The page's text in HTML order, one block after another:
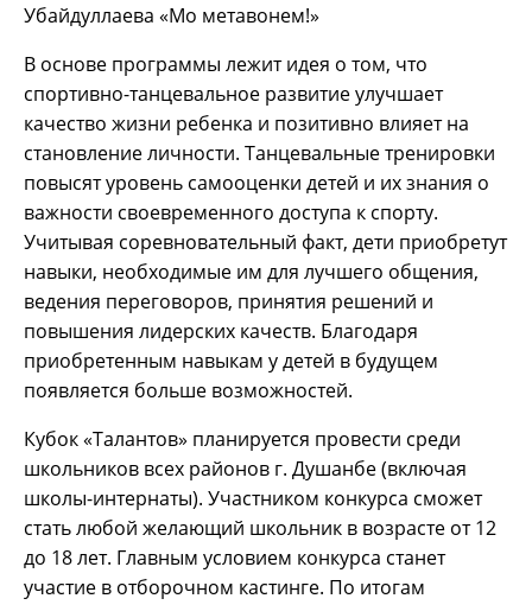
Убайдуллаева «Мо метавонем!»
В основе программы лежит идея о том, что
спортивно-танцевальное развитие улучшает
качество жизни ребенка и позитивно влияет на
становление личности. Танцевальные тренировки
повысят уровень самооценки детей и их знания о
важности своевременного доступа к спорту.
Учитывая соревновательный факт, дети приобретут
навыки, необходимые им для лучшего общения,
ведения переговоров, принятия решений и
повышения лидерских качеств. Благодаря
приобретенным навыкам у детей в будущем
появляется больше возможностей.
Кубок «Талантов» планируется провести среди
школьников всех районов г. Душанбе (включая
школы-интернаты). Участником конкурса сможет
стать любой желающий школьник в возрасте от 12
до 18 лет. Главным условием конкурса станет
участие в отборочном кастинге. По итогам